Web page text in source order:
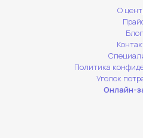
О
Блог
Политика
Уголок
Онлайн-